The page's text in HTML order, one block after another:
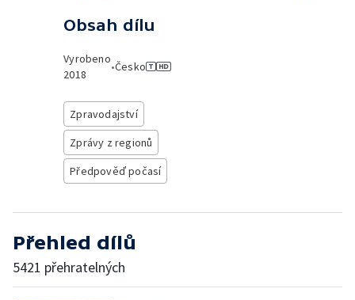
Obsah dílu
Vyrobeno
2018
•Česko
Zpravodajství
Zprávy z regionů
Předpověď počasí
Přehled dílů
5421 přehratelných